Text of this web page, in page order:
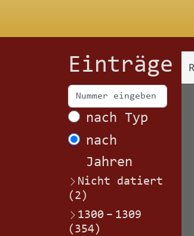
Einträge
nach Typ
nach
Jahren
Nicht datiert
(2)
1300 – 1309
(354)